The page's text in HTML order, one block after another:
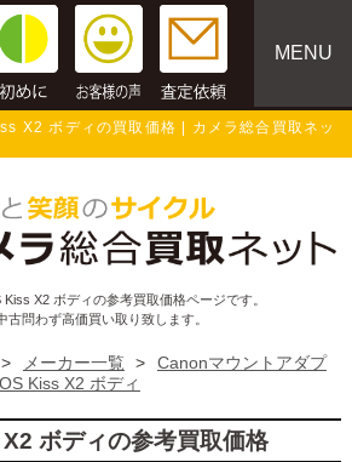
MENU
X2 ボディの買取価格 | カメラ総合買取ネッ
X2 ボディの参考買取価格ページです。
古問わず高価買い取り致します。
> メーカー一覧 >
Canonマウントアダプ
Kiss X2 ボディ
ボディの参考買取価格